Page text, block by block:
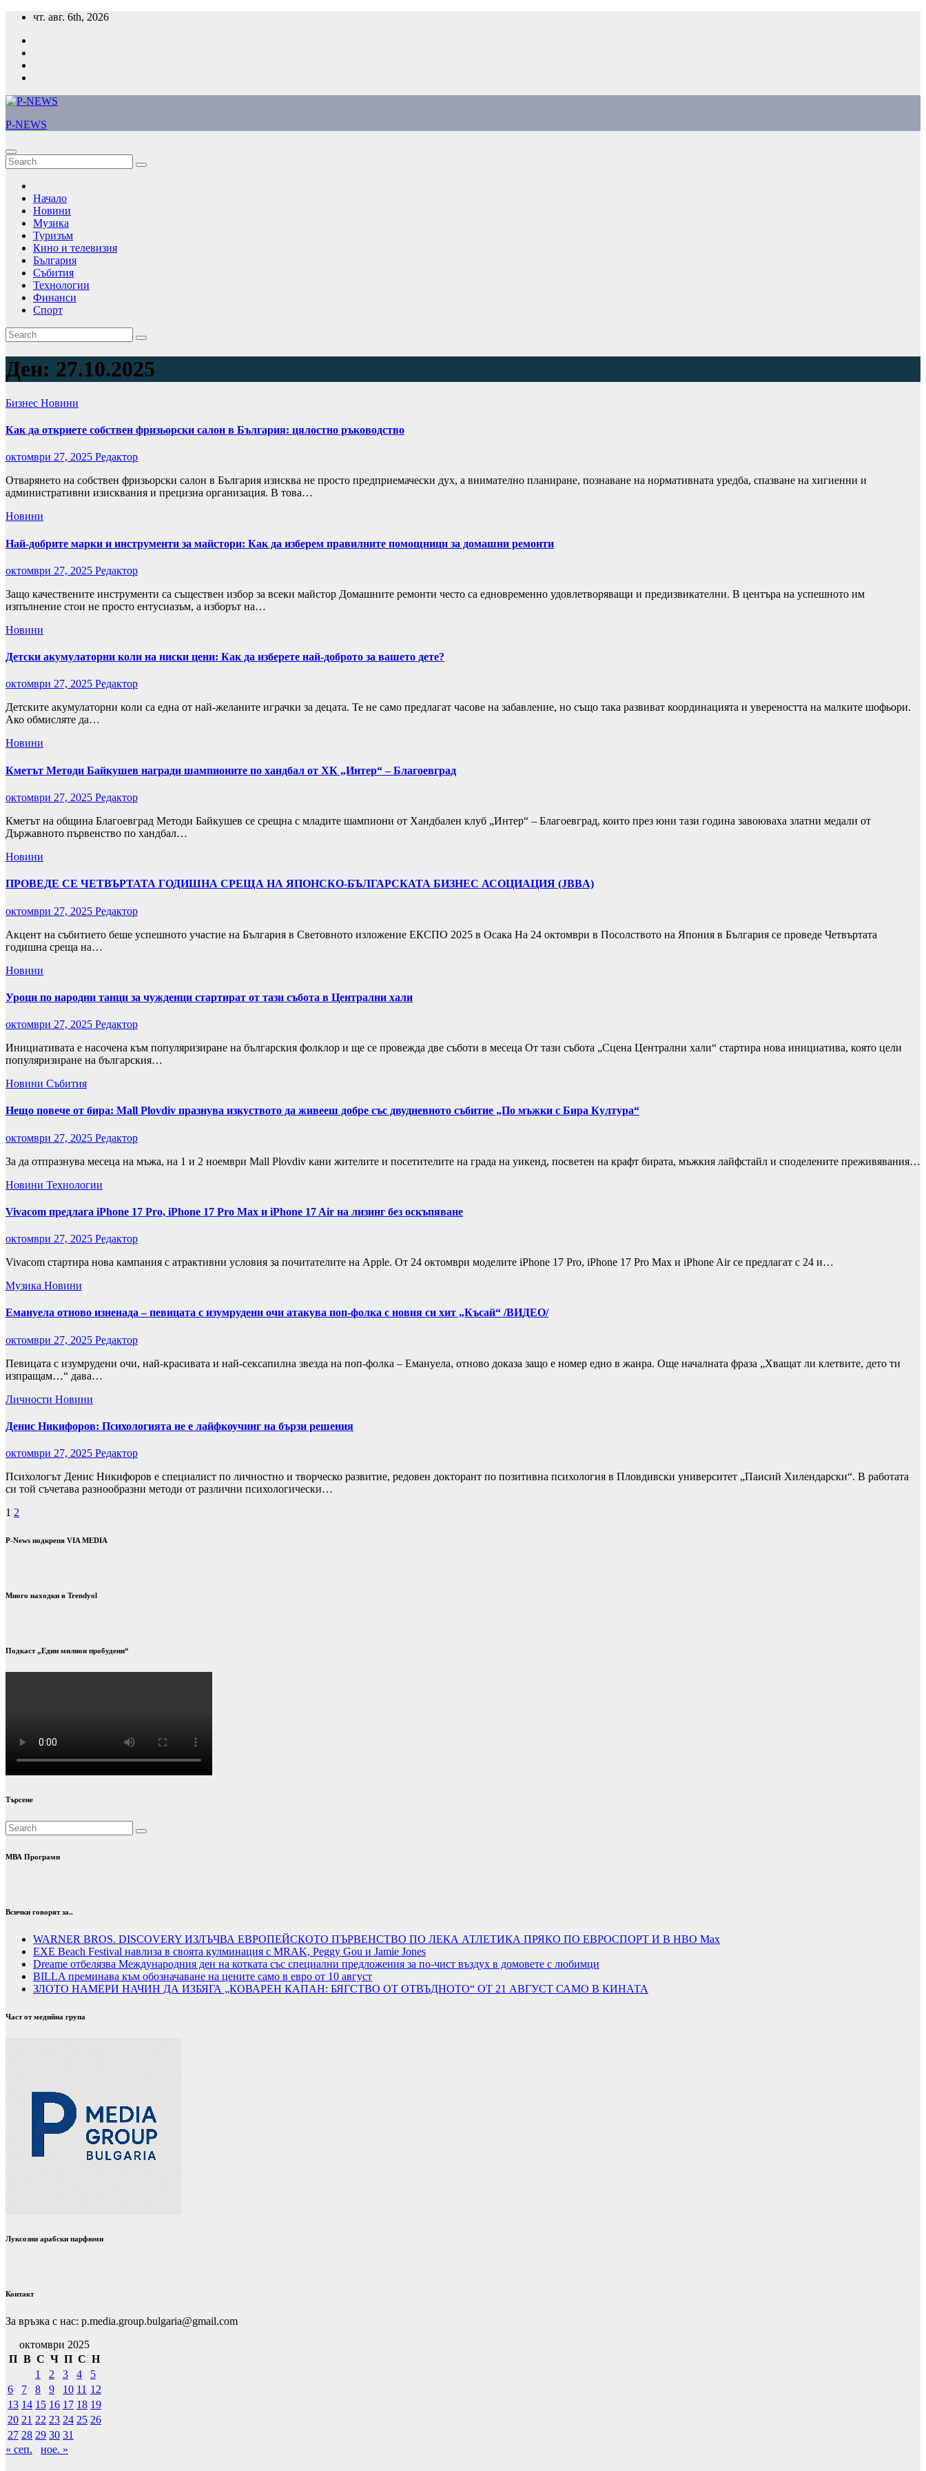
Skip
content
чт. авг. 6th, 2026
P-NEWS
Начало
Новини
Музика
Туризъм
Кино и телевизия
България
Събития
Технологии
Финанси
Спорт
Ден: 27.10.2025
Бизнес Новини
Как да откриете собствен фризьорски салон в България: цялостно ръководство
октомври 27, 2025 Редактор
Отварянето на собствен фризьорски салон в България изисква не просто предприемачески дух, а внимателно планиране, познаване на нормативната уредба, спазване на хигиенни и
административни изисквания и прецизна организация. В това…
Новини
Най-добрите марки и инструменти за майстори: Как да изберем правилните помощници за домашни ремонти
октомври 27, 2025 Редактор
Защо качествените инструменти са съществен избор за всеки майстор Домашните ремонти често са едновременно удовлетворяващи и предизвикателни. В центъра на успешното им
изпълнение стои не просто ентусиазъм, а изборът на…
Новини
Детски акумулаторни коли на ниски цени: Как да изберете най-доброто за вашето дете?
октомври 27, 2025 Редактор
Детските акумулаторни коли са една от най-желаните играчки за децата. Те не само предлагат часове на забавление, но също така развиват координацията и увереността на малките шофьори.
Ако обмисляте да…
Новини
Кметът Методи Байкушев награди шампионите по хандбал от ХК „Интер“ – Благоевград
октомври 27, 2025 Редактор
Кметът на община Благоевград Методи Байкушев се срещна с младите шампиони от Хандбален клуб „Интер“ – Благоевград, които през юни тази година завоюваха златни медали от
Държавното първенство по хандбал…
Новини
ПРОВЕДЕ СЕ ЧЕТВЪРТАТА ГОДИШНА СРЕЩА НА ЯПОНСКО-БЪЛГАРСКАТА БИЗНЕС АСОЦИАЦИЯ (JBBA)
октомври 27, 2025 Редактор
Акцент на събитието беше успешното участие на България в Световното изложение ЕКСПО 2025 в Осака На 24 октомври в Посолството на Япония в България се проведе Четвъртата
годишна среща на…
Новини
Уроци по народни танци за чужденци стартират от тази събота в Централни хали
октомври 27, 2025 Редактор
Инициативата е насочена към популяризиране на българския фолклор и ще се провежда две съботи в месеца От тази събота „Сцена Централни хали“ стартира нова инициатива, която цели
популяризиране на българския…
Новини Събития
Нещо повече от бира: Mall Plovdiv празнува изкуството да живееш добре със двудневното събитие „По мъжки с Бира Култура“
октомври 27, 2025 Редактор
За да отпразнува месеца на мъжа, на 1 и 2 ноември Mall Plovdiv кани жителите и посетителите на града на уикенд, посветен на крафт бирата, мъжкия лайфстайл и споделените преживявания…
Новини Технологии
Vivacom предлага iPhone 17 Pro, iPhone 17 Pro Max и iPhone 17 Air на лизинг без оскъпяване
октомври 27, 2025 Редактор
Vivacom стартира нова кампания с атрактивни условия за почитателите на Apple. От 24 октомври моделите iPhone 17 Pro, iPhone 17 Pro Max и iPhone Air се предлагат с 24 и…
Музика Новини
Емануела отново изненада – певицата с изумрудени очи атакува поп-фолка с новия си хит „Късай“ /ВИДЕО/
октомври 27, 2025 Редактор
Певицата с изумрудени очи, най-красивата и най-сексапилна звезда на поп-фолка – Емануела, отново доказа защо е номер едно в жанра. Още началната фраза „Хващат ли клетвите, дето ти
изпращам…“ дава…
Личности Новини
Денис Никифоров: Психологията не е лайфкоучинг на бързи решения
октомври 27, 2025 Редактор
Психологът Денис Никифоров е специалист по личностно и творческо развитие, редовен докторант по позитивна психология в Пловдивски университет „Паисий Хилендарски“. В работата
си той съчетава разнообразни методи от различни психологически…
Разделяне
на
страници
1 2
P-News подкрепя VIA MEDIA
Много находки в Trendyol
Подкаст „Един милион пробудени“
Търсене
МВА Програми
Всички говорят за..
WARNER BROS. DISCOVERY ИЗЛЪЧВА ЕВРОПЕЙСКОТО ПЪРВЕНСТВО ПО ЛЕКА АТЛЕТИКА ПРЯКО ПО ЕВРОСПОРТ И В НВО Мах
EXE Beach Festival навлиза в своята кулминация с MRAK, Peggy Gou и Jamie Jones
Dreame отбелязва Международния ден на котката със специални предложения за по-чист въздух в домовете с любимци
BILLA преминава към обозначаване на цените само в евро от 10 август
ЗЛОТО НАМЕРИ НАЧИН ДА ИЗБЯГА „КОВАРЕН КАПАН: БЯГСТВО ОТ ОТВЪДНОТО“ ОТ 21 АВГУСТ САМО В КИНАТА
Част от медийна група
Луксозни арабски парфюми
Контакт
За връзка с нас: p.media.group.bulgaria@gmail.com
октомври 2025
П В С Ч П С Н
1
2 3 4
5
6
7 8 9 10 11 12
13 14 15 16 17 18 19
20 21 22 23 24 25 26
27 28 29 30 31
« сеп.
ное. »